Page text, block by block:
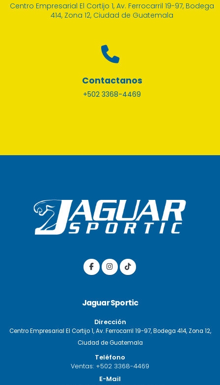
Centro Empresarial El Cortijo 1, Av. Ferrocarril 19-97, Bodega
414, Zona 12, Ciudad de Guatemala
Contactanos
+502 3368-4469
Jaguar Sportic
Dirección
Centro Empresarial El Cortijo 1, Av. Ferrocarril 19-97, Bodega 414, Zona 12,
Ciudad de Guatemala
Teléfono
Ventas: +502 3368-4469
E-Mail